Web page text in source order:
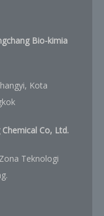
Bio-kimia
Kota
Co, Ltd.
Teknologi